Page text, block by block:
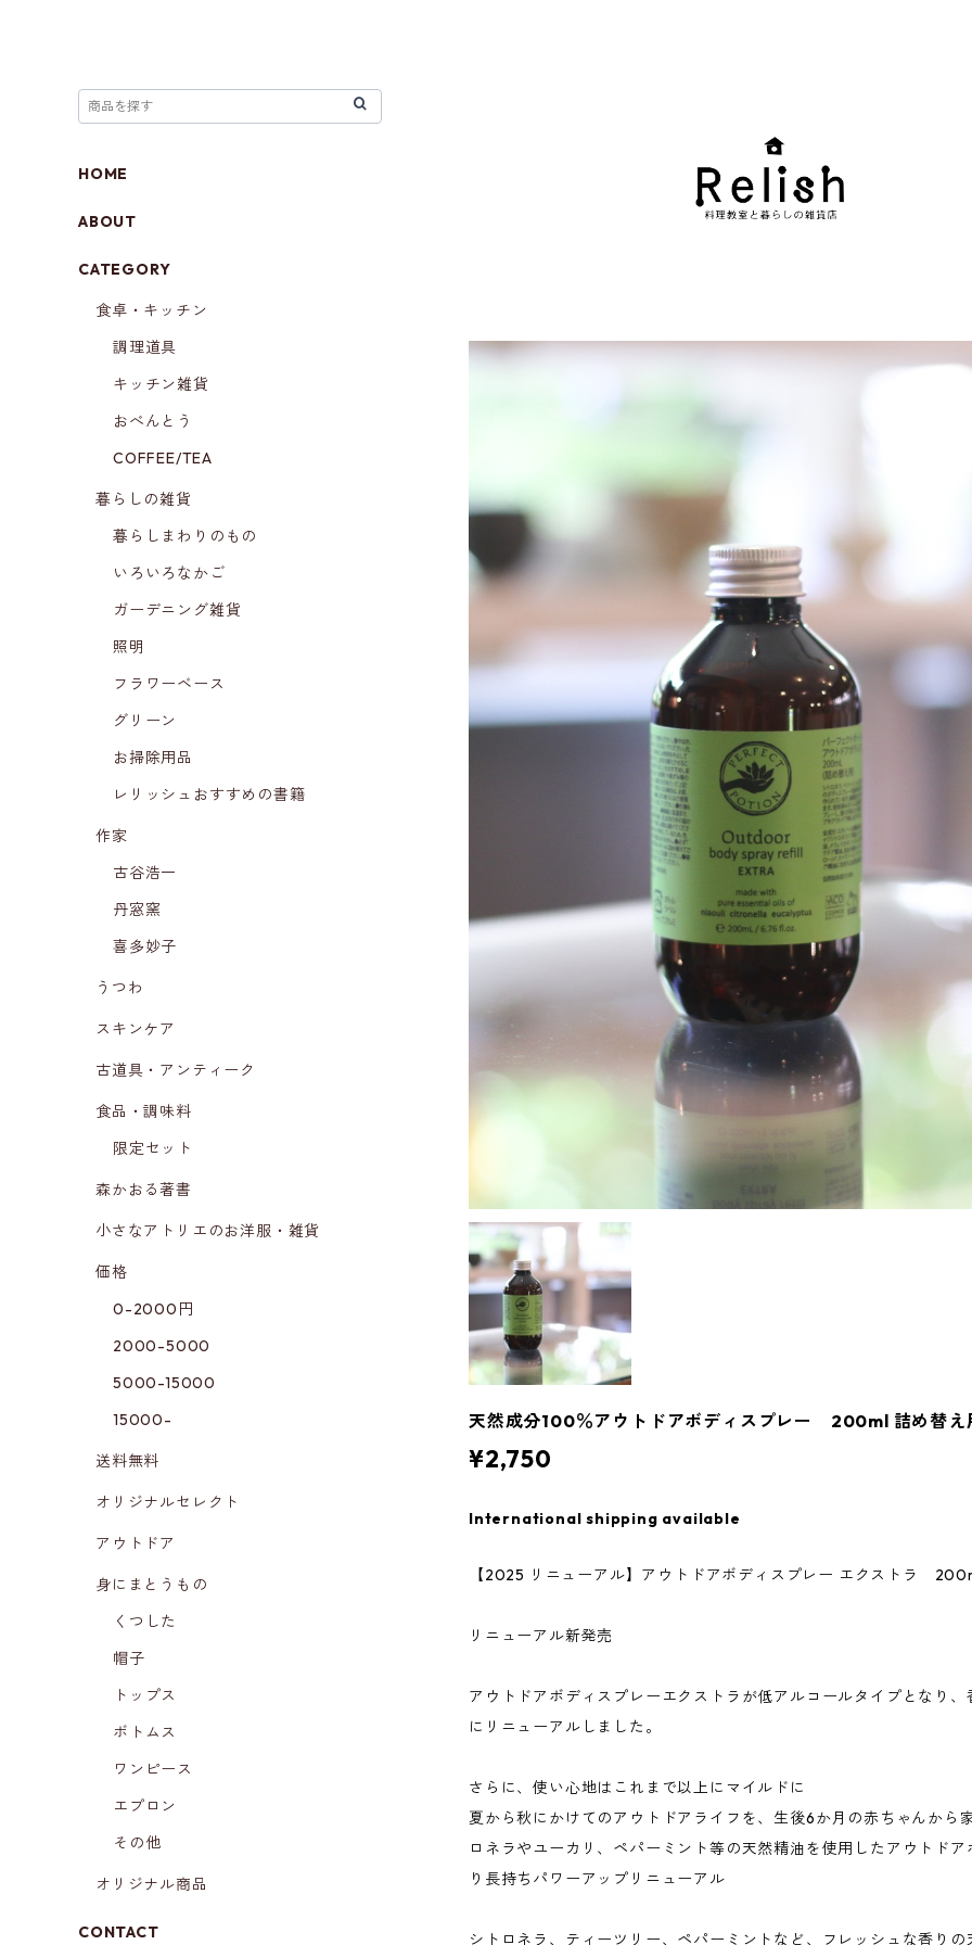
天然成分100％アウトドアボディスプレー 200ml 詰め替え
¥2,750
International shipping available
【2025 リニューアル】アウトドアボディスプレー エクストラ
リニューアル新発売
アウトドアボディスプレーエクストラが低アルコールタイプとなり
にリニューアルしました。
さらに、使い心地はこれまで以上にマイルドに
夏から秋にかけてのアウトドアライフを、生後6か月の赤ちゃんから
ロネラやユーカリ、ペパーミント等の天然精油を使用したアウトド
り長持ちパワーアップリニューアル
シトロネラ、ティーツリー、ペパーミントなど、フレッシュな香り
HOME
ABOUT
CATEGORY
食卓・キッチン
調理道具
キッチン雑貨
おべんとう
COFFEE/TEA
暮らしの雑貨
暮らしまわりのもの
いろいろなかご
ガーデニング雑貨
照明
フラワーベース
グリーン
お掃除用品
レリッシュおすすめの書籍
作家
古谷浩一
丹窓窯
喜多妙子
うつわ
スキンケア
古道具・アンティーク
食品・調味料
限定セット
森かおる著書
小さなアトリエのお洋服・雑貨
価格
0-2000円
2000-5000
5000-15000
15000-
送料無料
オリジナルセレクト
アウトドア
身にまとうもの
くつした
帽子
トップス
ボトムス
ワンピース
エプロン
その他
オリジナル商品
CONTACT